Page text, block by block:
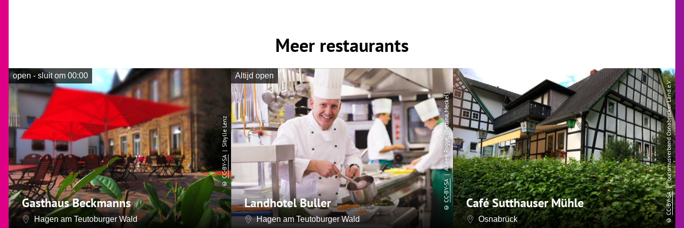
Meer restaurants
open - sluit om 00:00
Gasthaus Beckmanns
Hagen am Teutoburger Wald
©
CC-BY-SA
| Sibylle Lenz
Altijd open
Landhotel Buller
Hagen am Teutoburger Wald
©
CC-BY-SA
| Aileen Rogge, {Bettina,Meckel}
Café Sutthauser Mühle
Osnabrück ©
CC-BY-SA
| Tourismusverband Osnabrücker Land e.V.